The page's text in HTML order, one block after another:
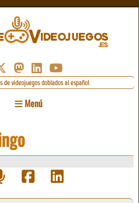
de videojuegos doblados al español
Menú